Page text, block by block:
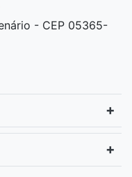
- CEP 05365-